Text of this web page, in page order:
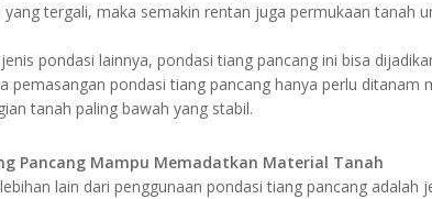
yang tergali, maka semakin rentan juga permukaan tanah
pondasi lainnya, pondasi tiang pancang ini bisa
pemasangan pondasi tiang pancang hanya perlu ditanam
tanah paling bawah yang stabil.
Pancang Mampu Memadatkan Material Tanah
lain dari penggunaan pondasi tiang pancang adalah